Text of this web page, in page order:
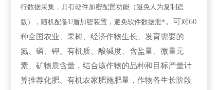
行数据采集，具有硬件加密配置功能（避免人为复制盗
版），随机配备U盾加密装置，避免软件数据泄*。可对60
种全国农业、果树、经济作物生长、发育需要的
氮、磷、钾、有机质、酸碱度、含盐量、微量元
素、矿物质含量，结合该作物的品种和目标产量计
算推荐化肥、有机农家肥施肥量，作物各生长阶段